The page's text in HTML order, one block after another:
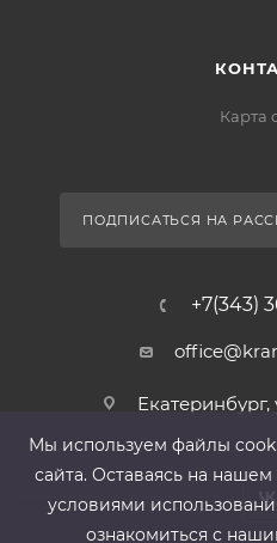
Карта
ПОДПИСАТЬСЯ НА
+7(343)
Екатеринбург,
Мы используем файлы
сайта. Оставаясь на
условиями
ознакомиться с